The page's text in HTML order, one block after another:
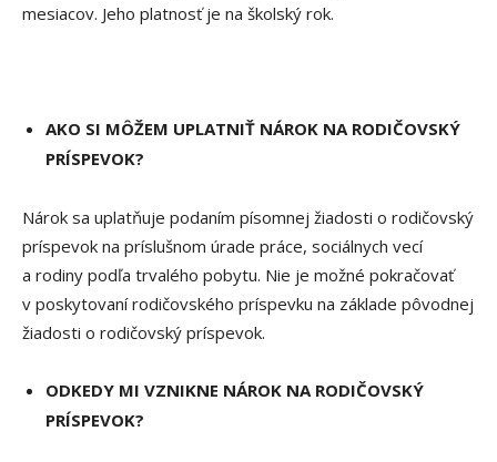
mesiacov. Jeho platnosť je na školský rok.
AKO SI MÔŽEM UPLATNIŤ NÁROK NA RODIČOVSKÝ
PRÍSPEVOK?
Nárok sa uplatňuje podaním písomnej žiadosti o rodičovský
príspevok na príslušnom úrade práce, sociálnych vecí
a rodiny podľa trvalého pobytu. Nie je možné pokračovať
v poskytovaní rodičovského príspevku na základe pôvodnej
žiadosti o rodičovský príspevok.
ODKEDY MI VZNIKNE NÁROK NA RODIČOVSKÝ
PRÍSPEVOK?